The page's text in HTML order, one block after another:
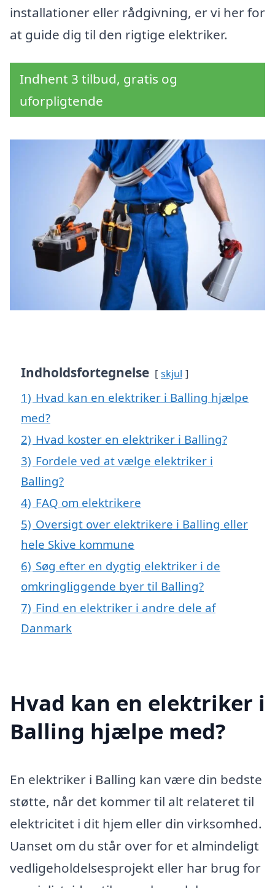
installationer eller rådgivning, er vi her for
at guide dig til den rigtige elektriker.
Indhent 3 tilbud, gratis og
uforpligtende
Indholdsfortegnelse skjul
1) Hvad kan en elektriker i Balling hjælpe
med?
2) Hvad koster en elektriker i Balling?
3) Fordele ved at vælge elektriker i
Balling?
4) FAQ om elektrikere
5) Oversigt over elektrikere i Balling eller
hele Skive kommune
6) Søg efter en dygtig elektriker i de
omkringliggende byer til Balling?
7) Find en elektriker i andre dele af
Danmark
Hvad kan en elektriker i
Balling hjælpe med?
En elektriker i Balling kan være din bedste
støtte, når det kommer til alt relateret til
elektricitet i dit hjem eller din virksomhed.
Uanset om du står over for et almindeligt
vedligeholdelsesprojekt eller har brug for